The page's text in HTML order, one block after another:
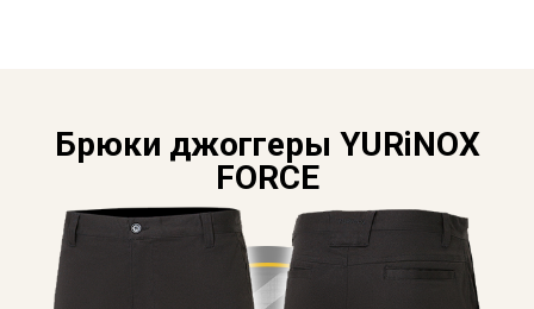
Брюки джоггеры YURiNOX
FORCE